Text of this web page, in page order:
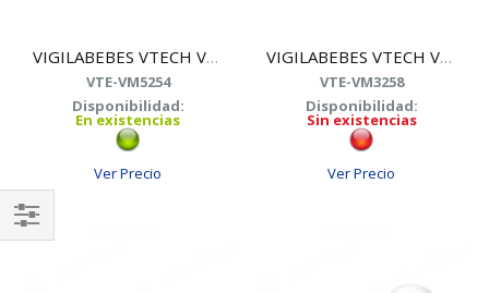
VIGILABEBES VTECH VM5254 CAMARA+ LUC.NOCT. 5"
VTE-VM5254
Disponibilidad:
En existencias
Ver Precio
VIGILABEBES VTECH VM3258 CAMARA+LUZ.NOCT. 2.8"
VTE-VM3258
Disponibilidad:
Sin existencias
Ver Precio
Shop